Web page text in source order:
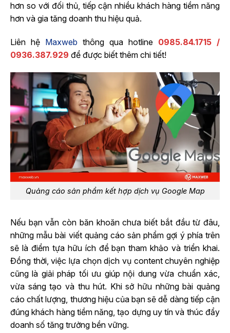
hơn so với đối thủ, tiếp cận nhiều khách hàng tiềm năng
hơn và gia tăng doanh thu hiệu quả.
Liên hệ Maxweb thông qua hotline 0985.84.1715 /
0936.387.929 để được biết thêm chi tiết!
Quảng cáo sản phẩm kết hợp dịch vụ Google Map
Nếu bạn vẫn còn băn khoăn chưa biết bắt đầu từ đâu,
những mẫu bài viết quảng cáo sản phẩm gợi ý phía trên
sẽ là điểm tựa hữu ích để bạn tham khảo và triển khai.
Đồng thời, việc lựa chọn dịch vụ content chuyên nghiệp
cũng là giải pháp tối ưu giúp nội dung vừa chuẩn xác,
vừa sáng tạo và thu hút. Khi sở hữu những bài quảng
cáo chất lượng, thương hiệu của bạn sẽ dễ dàng tiếp cận
đúng khách hàng tiềm năng, tạo dựng uy tín và thúc đẩy
doanh số tăng trưởng bền vững.